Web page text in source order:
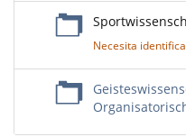
Necesita